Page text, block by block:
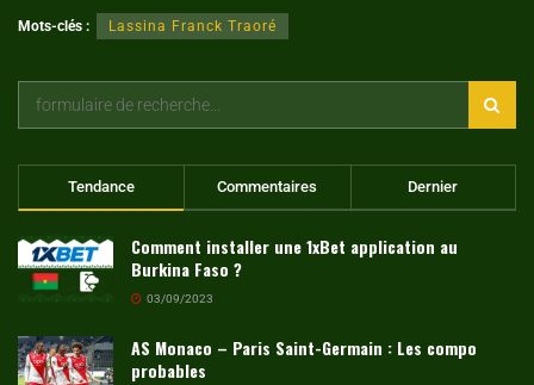
Mots-clés : Lassina Franck Traoré
Tendance Commentaires Dernier
Comment installer une 1xBet application au
Burkina Faso ?
03/09/2023
AS Monaco – Paris Saint-Germain : Les compo
probables